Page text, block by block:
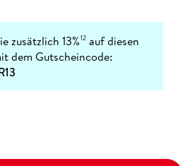
zusätzlich 13%12 auf diesen
dem Gutscheincode: